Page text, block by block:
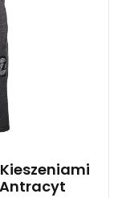
Antracyt